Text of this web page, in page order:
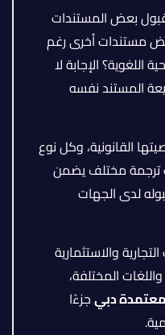
بعض المستندات
مستندات أخرى رغم
اللغوية؟ الإجابة لا
المستند نفسه
القانونية، وكل نوع
ترجمة مختلف يضمن
لدى الجهات
والاستثمارية
المختلفة،
معتمدة دبيجزءًا